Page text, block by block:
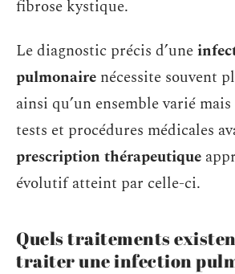
fibrose kystique.
Le diagnostic précis d’une
pulmonaire nécessite souvent
ainsi qu’un ensemble varié
tests et procédures médicales
prescription thérapeutique
évolutif atteint par celle-ci.
Quels traitements
traiter une infection